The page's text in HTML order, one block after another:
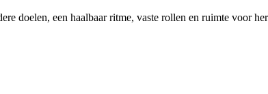
doelen, een haalbaar ritme, vaste rollen en ruimte voor